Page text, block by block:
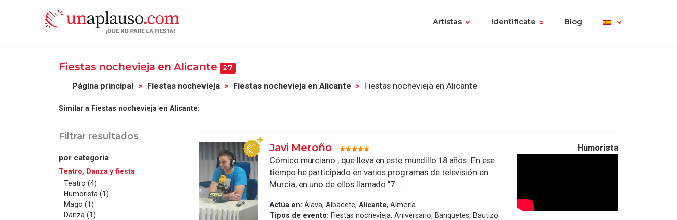
Artistas Identifícate Blog
Fiestas nochevieja en Alicante 27
Página principal Fiestas nochevieja Fiestas nochevieja en Alicante Fiestas nochevieja en Alicante
Similar a Fiestas nochevieja en Alicante:
Filtrar resultados
por categoría
Teatro, Danza y fiesta
Teatro (4)
Humorista (1)
Mago (1)
Danza (1)
Javi Meroño
Cómico murciano , que lleva en este mundillo 18 años. En ese
tiempo he participado en varios programas de televisión en
Murcia, en uno de ellos llamado "7 ...
Actúa en: Álava, Albacete,Alicante, Almería
Tipos de evento: Fiestas nochevieja, Aniversario, Banquetes, Bautizo
Humorista